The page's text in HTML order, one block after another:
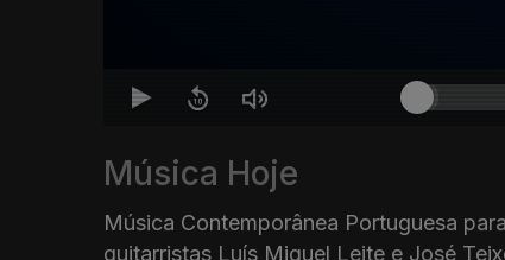
Música Hoje
Música Contemporânea Portuguesa
guitarristas Luís Miguel Leite e José